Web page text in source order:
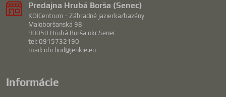
Predajna Hrubá Borša (Senec)
KOICentrum - Záhradné jazierka/bazény
Maloboršanská 98
90050 Hrubá Borša okr.Senec
tel: 0915732190
mail: obchod@jenkie.eu
Informácie